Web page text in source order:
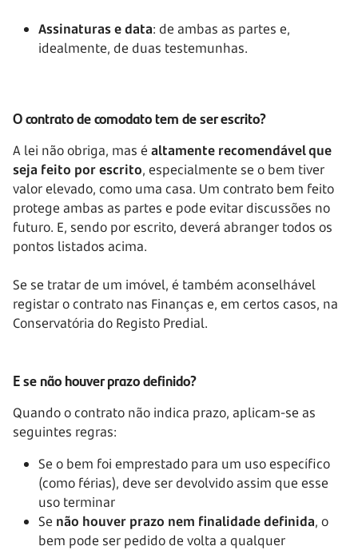
Assinaturas e data: de ambas as partes e,
idealmente, de duas testemunhas.
O contrato de comodato tem de ser escrito?
A lei não obriga, mas é altamente recomendável que
seja feito por escrito, especialmente se o bem tiver
valor elevado, como uma casa. Um contrato bem feito
protege ambas as partes e pode evitar discussões no
futuro. E, sendo por escrito, deverá abranger todos os
pontos listados acima.
Se se tratar de um imóvel, é também aconselhável
registar o contrato nas Finanças e, em certos casos, na
Conservatória do Registo Predial.
E se não houver prazo definido?
Quando o contrato não indica prazo, aplicam-se as
seguintes regras:
Se o bem foi emprestado para um uso específico
(como férias), deve ser devolvido assim que esse
uso terminar
Se não houver prazo nem finalidade definida, o
bem pode ser pedido de volta a qualquer